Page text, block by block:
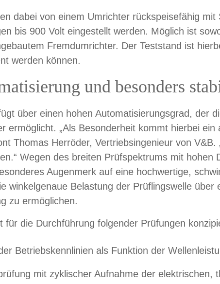
dabei von einem Umrichter rückspeisefähig
bis 900 Volt eingestellt werden. Möglich ist
Fremdumrichter. Der Teststand ist
werden können.
und besonders
über einen hohen Automatisierungsgrad, der
ermöglicht. „Als Besonderheit kommt hierbei
Thomas Herröder, Vertriebsingenieur von
Wegen des breiten Prüfspektrums mit
Augenmerk auf eine hochwertige,
winkelgenaue Belastung der Prüflingswelle
zu ermöglichen.
für die Durchführung folgender Prüfungen
Betriebskennlinien als Funktion der
mit zyklischer Aufnahme der elektrischen,